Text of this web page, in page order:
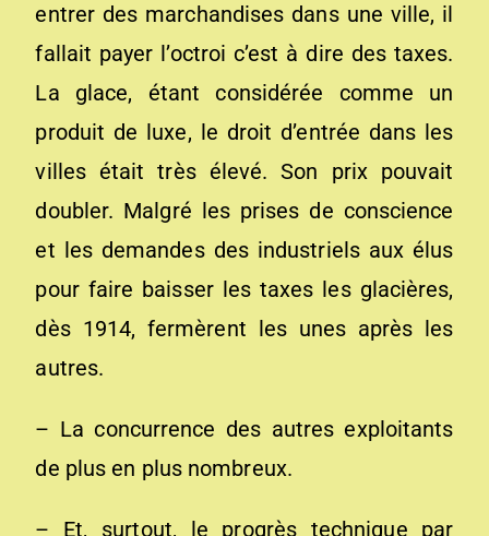
entrer des marchandises dans une ville, il
fallait payer l’octroi c’est à dire des taxes.
La glace, étant considérée comme un
produit de luxe, le droit d’entrée dans les
villes était très élevé. Son prix pouvait
doubler. Malgré les prises de conscience
et les demandes des industriels aux élus
pour faire baisser les taxes les glacières,
dès 1914, fermèrent les unes après les
autres.
– La concurrence des autres exploitants
de plus en plus nombreux.
– Et, surtout, le progrès technique par